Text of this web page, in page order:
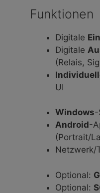
Funktionen
Digitale
Digitale
(Relais,
UI
Windows-
Android-
(Portrait/
Netzwerk/
Optional:
Optional: